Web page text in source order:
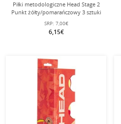
Piłki metodologiczne Head Stage 2
Punkt żółty/pomarańczowy 3 sztuki
SRP: 7,00€
6,15€